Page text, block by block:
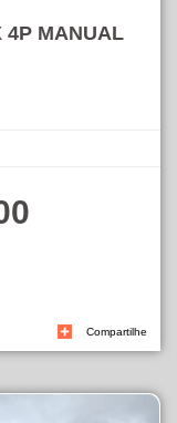
4P MANUAL
Compartilhe